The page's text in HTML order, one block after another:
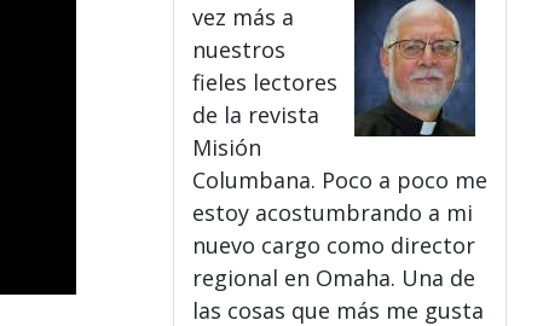
vez más a
nuestros
fieles lectores
de la revista
Misión
Columbana. Poco a poco me
estoy acostumbrando a mi
nuevo cargo como director
regional en Omaha. Una de
las cosas que más me gusta